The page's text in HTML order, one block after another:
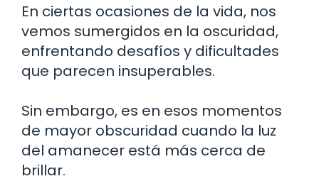
En ciertas ocasiones de la vida, nos
vemos sumergidos en la oscuridad,
enfrentando desafíos y dificultades
que parecen insuperables.
Sin embargo, es en esos momentos
de mayor obscuridad cuando la luz
del amanecer está más cerca de
brillar.